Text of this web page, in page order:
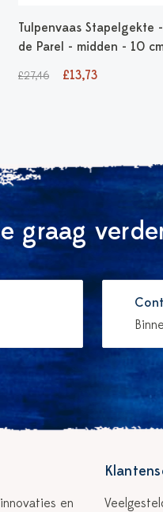
Tulpenvaas Stapelgekte
de Parel - midden - 10
£27,46 £13,73
graag
en